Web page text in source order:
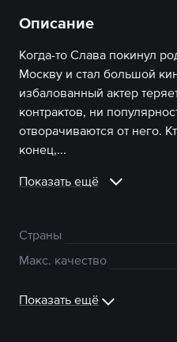
Описание
Когда-то Слава покинул
Москву и стал большой
избалованный актер
контрактов, ни
отворачиваются от него.
конец,...
Показать ещё
Страны
Макс. качество
Показать ещё